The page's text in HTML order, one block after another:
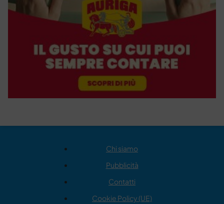
Chi siamo
Pubblicità
Contatti
Cookie Policy (UE)